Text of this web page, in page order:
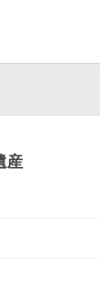
産